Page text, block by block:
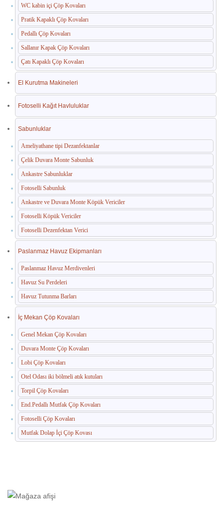
WC kabin içi Çöp Kovaları
Pratik Kapaklı Çöp Kovaları
Pedallı Çöp Kovaları
Sallanır Kapak Çöp Kovaları
Çatı Kapaklı Çöp Kovaları
El Kurutma Makineleri
Fotoselli Kağıt Havluluklar
Sabunluklar
Ameliyathane tipi Dezanfektanlar
Çelik Duvara Monte Sabunluk
Ankastre Sabunluklar
Fotoselli Sabunluk
Ankastre ve Duvara Monte Köpük Vericiler
Fotoselli Köpük Vericiler
Fotoselli Dezenfektan Verici
Paslanmaz Havuz Ekipmanları
Paslanmaz Havuz Merdivenleri
Havuz Su Perdeleri
Havuz Tutunma Barları
İç Mekan Çöp Kovaları
Genel Mekan Çöp Kovaları
Duvara Monte Çöp Kovaları
Lobi Çöp Kovaları
Otel Odası iki bölmeli atık kutuları
Torpil Çöp Kovaları
End.Pedallı Mutfak Çöp Kovaları
Fotoselli Çöp Kovaları
Mutfak Dolap İçi Çöp Kovası